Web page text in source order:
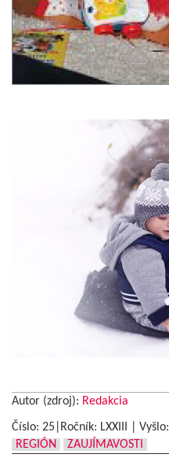
Autor (zdroj): Redakcia
Číslo: 25|Ročník: LXXIII | Vyšlo:
REGIÓN
ZAUJÍMAVOSTI